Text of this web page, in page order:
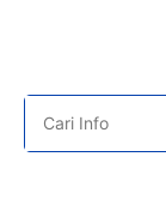
Search